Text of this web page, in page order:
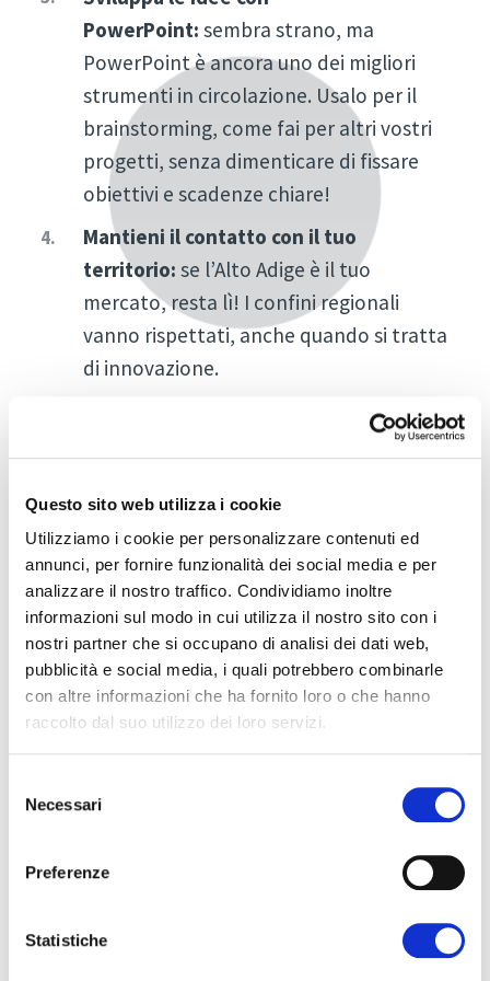
Questo sito web utilizza i cookie
Utilizziamo i cookie per personalizzare contenuti ed
annunci, per fornire funzionalità dei social media e per
analizzare il nostro traffico. Condividiamo inoltre
informazioni sul modo in cui utilizza il nostro sito con i
nostri partner che si occupano di analisi dei dati web,
pubblicità e social media, i quali potrebbero combinarle
con altre informazioni che ha fornito loro o che hanno
raccolto dal suo utilizzo dei loro servizi.
delNecessari
Preferenze
Statistiche
PowerPoint: sembra strano, ma
PowerPoint è ancora uno dei migliori
strumenti in circolazione. Usalo per il
brainstorming, come fai per altri vostri
progetti, senza dimenticare di fissare
obiettivi e scadenze chiare!
Mantieni il contatto con il tuo
territorio: se l’Alto Adige è il tuo
mercato, resta lì! I confini regionali
vanno rispettati, anche quando si tratta
di innovazione.
l’asticella
va posta in alto! Come innovatore,
cosiddetti "unicorni", le startup più
innovative con il miglior potenziale di
successo futuro.
Non lasciarti sfidare da nessuno:la tua
organizzazione ha tutto quello che
serve: personale, gerarchia, processi.
Non lasciarti fermare dalla burocrazia.
dal primo giorno:
imprenditori sono creativi e iniziano in
piccolo, con quello che hanno in casa.
bilancio annuale: